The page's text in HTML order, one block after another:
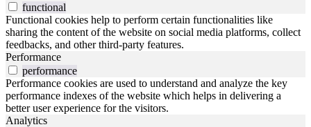
functional
Functional cookies help to perform certain functionalities like
sharing the content of the website on social media platforms, collect
feedbacks, and other third-party features.
Performance
performance
Performance cookies are used to understand and analyze the key
performance indexes of the website which helps in delivering a
better user experience for the visitors.
Analytics